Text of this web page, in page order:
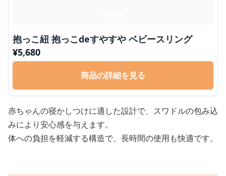
抱っこ紐 抱っこdeすやすや ベビースリング
¥5,680
商品の詳細を見る
赤ちゃんの寝かしつけに適した設計で、スワドルの包み込
みにより安心感を与えます。
体への負担を軽減する構造で、長時間の使用も快適です。